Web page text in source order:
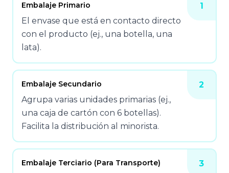
1
Embalaje Primario
El envase que está en contacto directo
con el producto (ej., una botella, una
lata).
2
Embalaje Secundario
Agrupa varias unidades primarias (ej.,
una caja de cartón con 6 botellas).
Facilita la distribución al minorista.
3
Embalaje Terciario (para Transporte)